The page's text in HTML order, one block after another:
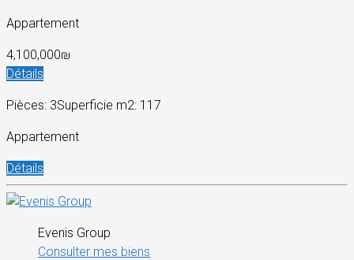
Appartement
4,100,000₪
Détails
Pièces: 3Superficie m2: 117
Appartement
Détails
Evenis Group
Consulter mes biens